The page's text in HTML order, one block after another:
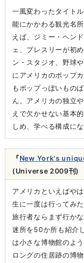
一風変わったタイト
能にかかわる観光名
えば、ジミー・ヘン
ェ、プレスリーが初
ン・スタジオ、野球
にアメリカのポップ
もポップっぽいもの
ん。アメリカの独立
えで欠かせない基本
しめ、学べる構成に
『New York's
(Universe 2009刊)
アメリカといえばや
生に一度は行ってみ
旅行者ならまず行か
迷所を50か所も紹介
は小さな博物館のよ
ロングの住居跡の博